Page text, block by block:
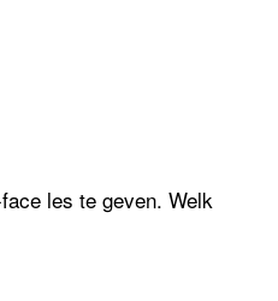
les te geven. Welk